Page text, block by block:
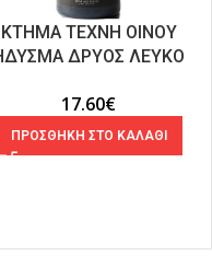
ΚΤΗΜΑ ΤΕΧΝΗ ΟΙΝΟΥ
ΔΡΥΟΣ ΛΕΥΚΟ
17.60€
ΠΡΟΣΘΗΚΗ ΣΤΟ ΚΑΛΑΘΙ